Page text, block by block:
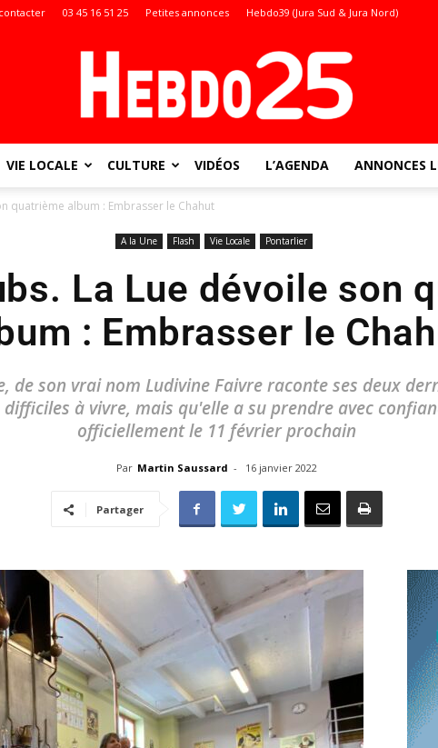
03 45 16 51 25 Petites annonces Hebdo39 (Jura Sud & Jura Nord)
toute
locale
VIE LOCALE CULTURE VIDÉOS L’AGENDA ANNONCES
quatrième album : Embrasser le Chahut
A la Une Flash Vie Locale Pontarlier
La Lue dévoile son
: Embrasser le
de son vrai nom Ludivine Faivre raconte ses deux
à vivre, mais qu'elle a su prendre avec
officiellement le 11 février prochain
Par Martin Saussard - 16 janvier 2022
Partager